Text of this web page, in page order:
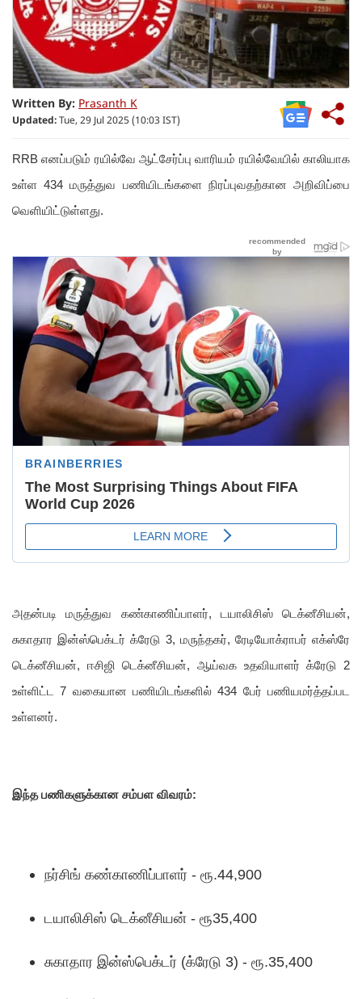
Written By: Prasanth K
Updated: Tue, 29 Jul 2025 (10:03 IST)
RRB எனப்படும் ரயில்வே ஆட்சேர்ப்பு வாரியம் ரயில்வேயில் காலியாக
உள்ள 434 மருத்துவ பணியிடங்களை நிரப்புவதற்கான அறிவிப்பை
வெளியிட்டுள்ளது.
அதன்படி மருத்துவ கண்காணிப்பாளர், டயாலிசிஸ் டெக்னீசியன்,
சுகாதார இன்ஸ்பெக்டர் க்ரேடு 3, மருந்தகர், ரேடியோக்ராபர் எக்ஸ்ரே
டெக்னீசியன், ஈசிஜி டெக்னீசியன், ஆய்வக உதவியாளர் க்ரேடு 2
உள்ளிட்ட 7 வகையான பணியிடங்களில் 434 பேர் பணியமர்த்தப்பட
உள்ளனர்.
இந்த பணிகளுக்கான சம்பள விவரம்:
நர்சிங் கண்காணிப்பாளர் - ரூ.44,900
டயாலிசிஸ் டெக்னீசியன் - ரூ35,400
சுகாதார இன்ஸ்பெக்டர் (க்ரேடு 3) - ரூ.35,400